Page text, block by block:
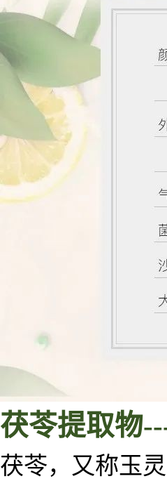
茯苓提取物
茯苓，又称玉